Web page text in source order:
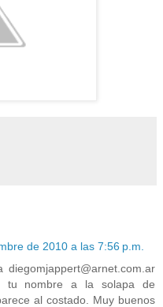
de 2010 a las 7:56 p.m.
tu nombre a la solapa de
al costado. Muy buenos